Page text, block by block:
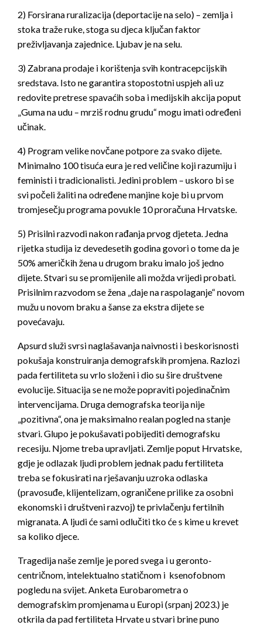
2) Forsirana ruralizacija (deportacije na selo) – zemlja i
stoka traže ruke, stoga su djeca ključan faktor
preživljavanja zajednice. Ljubav je na selu.
3) Zabrana prodaje i korištenja svih kontracepcijskih
sredstava. Isto ne garantira stopostotni uspjeh ali uz
redovite pretrese spavaćih soba i medijskih akcija poput
„Guma na udu – mrziš rodnu grudu“ mogu imati određeni
učinak.
4) Program velike novčane potpore za svako dijete.
Minimalno 100 tisuća eura je red veličine koji razumiju i
feministi i tradicionalisti. Jedini problem – uskoro bi se
svi počeli žaliti na određene manjine koje bi u prvom
tromjesečju programa povukle 10 proračuna Hrvatske.
5) Prisilni razvodi nakon rađanja prvog djeteta. Jedna
rijetka studija iz devedesetih godina govori o tome da je
50% američkih žena u drugom braku imalo još jedno
dijete. Stvari su se promijenile ali možda vrijedi probati.
Prisilnim razvodom se žena „daje na raspolaganje“ novom
mužu u novom braku a šanse za ekstra dijete se
povećavaju.
Apsurd služi svrsi naglašavanja naivnosti i beskorisnosti
pokušaja konstruiranja demografskih promjena. Razlozi
pada fertiliteta su vrlo složeni i dio su šire društvene
evolucije. Situacija se ne može popraviti pojedinačnim
intervencijama. Druga demografska teorija nije
„pozitivna“, ona je maksimalno realan pogled na stanje
stvari. Glupo je pokušavati pobijediti demografsku
recesiju. Njome treba upravljati. Zemlje poput Hrvatske,
gdje je odlazak ljudi problem jednak padu fertiliteta
treba se fokusirati na rješavanju uzroka odlaska
(pravosuđe, klijentelizam, ograničene prilike za osobni
ekonomski i društveni razvoj) te privlačenju fertilnih
migranata. A ljudi će sami odlučiti tko će s kime u krevet
sa koliko djece.
Tragedija naše zemlje je pored svega i u geronto-
centričnom, intelektualno statičnom i ksenofobnom
pogledu na svijet. Anketa Eurobarometra o
demografskim promjenama u Europi (srpanj 2023.) je
otkrila da pad fertiliteta Hrvate u stvari brine puno